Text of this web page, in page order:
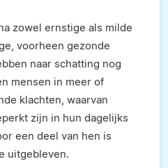
zowel ernstige als milde
voorheen gezonde
naar schatting nog
mensen in meer of
klachten, waarvan
zijn in hun dagelijks
een deel van hen is
uitgebleven.